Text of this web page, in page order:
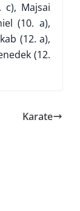
c), Majsai
(10. a),
(12. a),
(12.
Karate